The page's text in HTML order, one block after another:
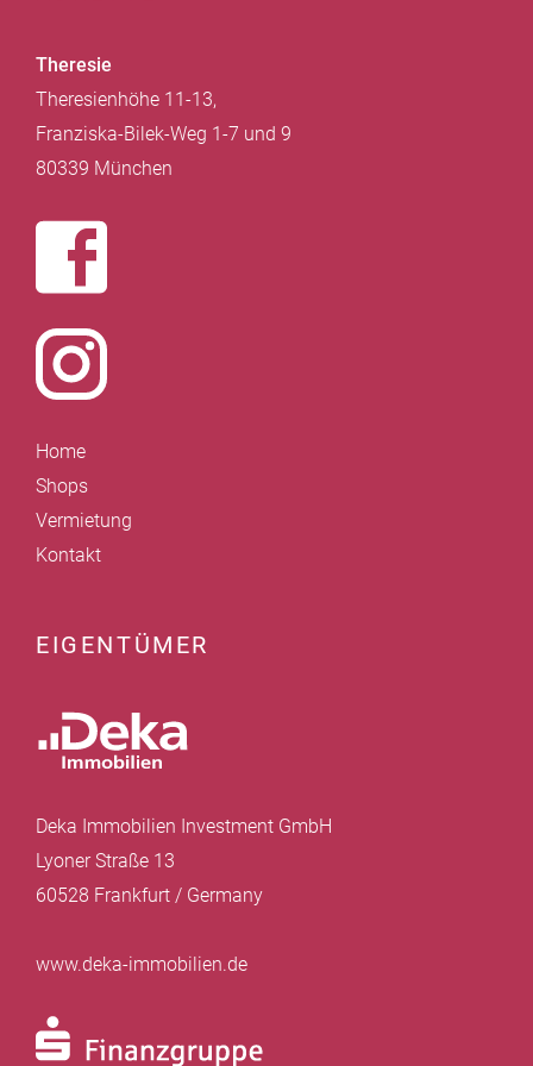
Theresie
Theresienhöhe 11-13,
Franziska-Bilek-Weg 1-7 und 9
80339 München
Home
Shops
Vermietung
Kontakt
EIGENTÜMER
Deka Immobilien Investment GmbH
Lyoner Straße 13
60528 Frankfurt / Germany
www.deka-immobilien.de